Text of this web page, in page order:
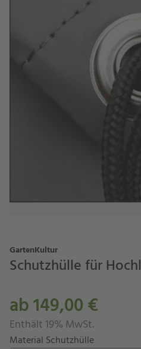
GartenKultur
Schutzhülle für
ab 149,00 €
Enthält 19% MwSt.
Material Schutzhülle